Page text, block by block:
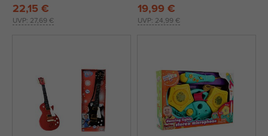
UVP: 27,69 €
22,15 €
UVP: 24,99 €
19,99 €